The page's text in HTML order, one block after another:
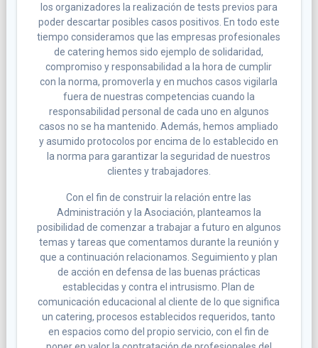
los organizadores la realización de tests previos para
poder descartar posibles casos positivos. En todo este
tiempo consideramos que las empresas profesionales
de catering hemos sido ejemplo de solidaridad,
compromiso y responsabilidad a la hora de cumplir
con la norma, promoverla y en muchos casos vigilarla
fuera de nuestras competencias cuando la
responsabilidad personal de cada uno en algunos
casos no se ha mantenido. Además, hemos ampliado
y asumido protocolos por encima de lo establecido en
la norma para garantizar la seguridad de nuestros
clientes y trabajadores.
Con el fin de construir la relación entre las
Administración y la Asociación, planteamos la
posibilidad de comenzar a trabajar a futuro en algunos
temas y tareas que comentamos durante la reunión y
que a continuación relacionamos. Seguimiento y plan
de acción en defensa de las buenas prácticas
establecidas y contra el intrusismo. Plan de
comunicación educacional al cliente de lo que significa
un catering, procesos establecidos requeridos, tanto
en espacios como del propio servicio, con el fin de